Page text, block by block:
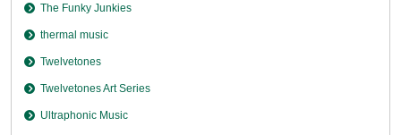
The Funky Junkies
thermal music
Twelvetones
Twelvetones Art Series
Ultraphonic Music